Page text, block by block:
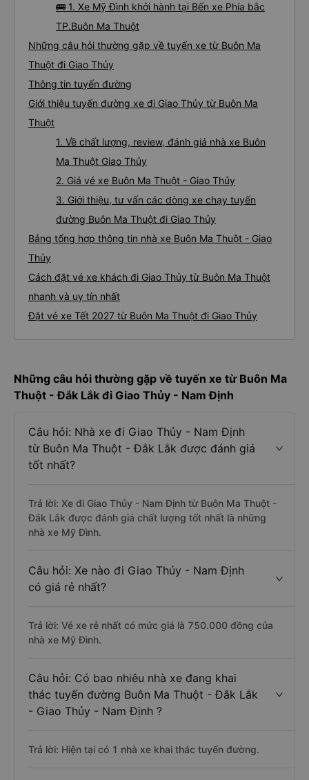
🚌 1. Xe Mỹ Đình khởi hành tại Bến xe Phía bắc
TP.Buôn Ma Thuột
Những câu hỏi thường gặp về tuyến xe từ Buôn Ma
Thuột đi Giao Thủy
Thông tin tuyến đường
Giới thiệu tuyến đường xe đi Giao Thủy từ Buôn Ma
Thuột
1. Về chất lượng, review, đánh giá nhà xe Buôn
Ma Thuột Giao Thủy
2. Giá vé xe Buôn Ma Thuột - Giao Thủy
3. Giới thiệu, tư vấn các dòng xe chạy tuyến
đường Buôn Ma Thuột đi Giao Thủy
Bảng tổng hợp thông tin nhà xe Buôn Ma Thuột - Giao
Thủy
Cách đặt vé xe khách đi Giao Thủy từ Buôn Ma Thuột
nhanh và uy tín nhất
Đặt vé xe Tết 2027 từ Buôn Ma Thuột đi Giao Thủy
Những câu hỏi thường gặp về tuyến xe từ Buôn Ma
Thuột - Đắk Lắk đi Giao Thủy - Nam Định
Câu hỏi: Nhà xe đi Giao Thủy - Nam Định
từ Buôn Ma Thuột - Đắk Lắk được đánh giá
tốt nhất?
Trả lời: Xe đi Giao Thủy - Nam Định từ Buôn Ma Thuột -
Đắk Lắk được đánh giá chất lượng tốt nhất là những
nhà xe Mỹ Đình.
Câu hỏi: Xe nào đi Giao Thủy - Nam Định
có giá rẻ nhất?
Trả lời: Vé xe rẻ nhất có mức giá là 750.000 đồng của
nhà xe Mỹ Đình.
Câu hỏi: Có bao nhiêu nhà xe đang khai
thác tuyến đường Buôn Ma Thuột - Đắk Lắk
- Giao Thủy - Nam Định ?
Trả lời: Hiện tại có 1 nhà xe khai thác tuyến đường.